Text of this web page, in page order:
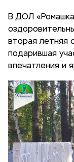
В ДОЛ
вторая летняя
подарившая
впечатления и